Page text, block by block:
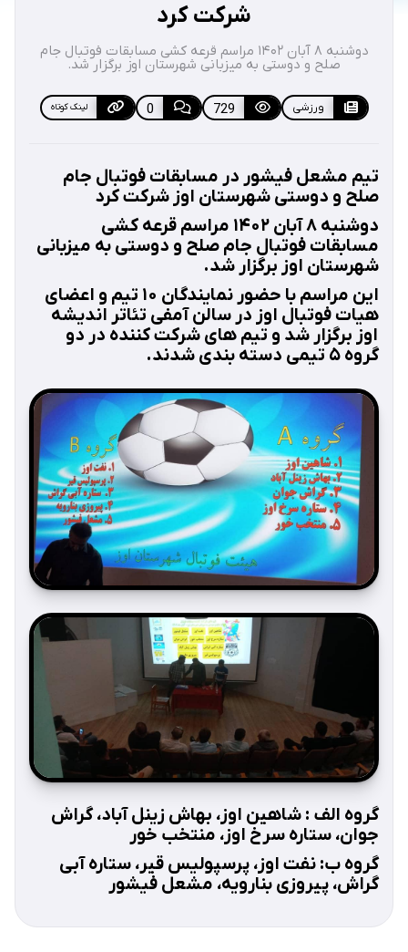
شرکت کرد
دوشنبه ۸ آبان ۱۴۰۲ مراسم قرعه کشی مسابقات فوتبال جام
صلح و دوستی به میزبانی شهرستان اوز برگزار شد.
ورزشی 729
0 لینک کوتاه
تیم مشعل فیشور در مسابقات فوتبال جام
صلح و دوستی شهرستان اوز شرکت کرد
دوشنبه ۸ آبان ۱۴۰۲ مراسم قرعه کشی
مسابقات فوتبال جام صلح و دوستی به میزبانی
شهرستان اوز برگزار شد.
این مراسم با حضور نمایندگان ۱۰ تیم و اعضای
هیات فوتبال اوز در سالن آمفی تئاتر اندیشه
اوز برگزار شد و تیم های شرکت کننده در دو
گروه ۵ تیمی دسته بندی شدند.
گروه الف : شاهین اوز، بهاش زینل آباد، گراش
جوان، ستاره سرخ اوز، منتخب خور
گروه ب: نفت اوز، پرسپولیس قیر، ستاره آبی
گراش، پیروزی بنارویه، مشعل فیشور